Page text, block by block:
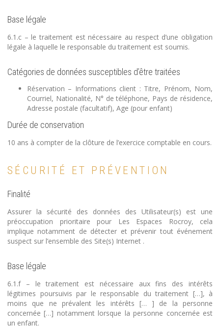
Base légale
6.1.c – le traitement est nécessaire au respect d’une obligation
légale à laquelle le responsable du traitement est soumis.
Catégories de données susceptibles d’être traitées
Réservation – Informations client : Titre, Prénom, Nom,
Courriel, Nationalité, N° de téléphone, Pays de résidence,
Adresse postale (facultatif), Age (pour enfant)
Durée de conservation
10 ans à compter de la clôture de l’exercice comptable en cours.
SÉCURITÉ ET PRÉVENTION
Finalité
Assurer la sécurité des données des Utilisateur(s) est une
préoccupation prioritaire pour Les Espaces Rocroy, cela
implique notamment de détecter et prévenir tout événement
suspect sur l’ensemble des Site(s) Internet .
Base légale
6.1.f – le traitement est nécessaire aux fins des intérêts
légitimes poursuivis par le responsable du traitement […], à
moins que ne prévalent les intérêts [… ] de la personne
concernée […] notamment lorsque la personne concernée est
un enfant.